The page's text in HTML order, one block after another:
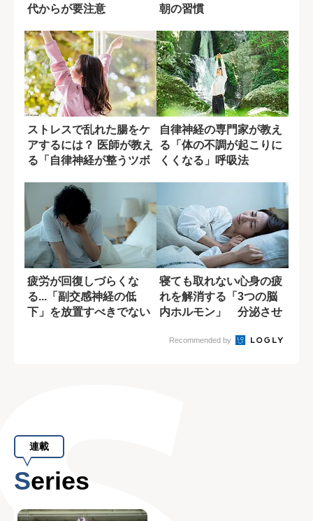
代からが要注意
朝の習慣
ストレスで乱れた腸をケ
アするには？ 医師が教え
る「自律神経が整うツボ
自律神経の専門家が教え
る「体の不調が起こりに
くくなる」呼吸法
疲労が回復しづらくな
る...「副交感神経の低
下」を放置すべきでない
寝ても取れない心身の疲
れを解消する「3つの脳
内ホルモン」 分泌させ
Recommended by
連載
Series